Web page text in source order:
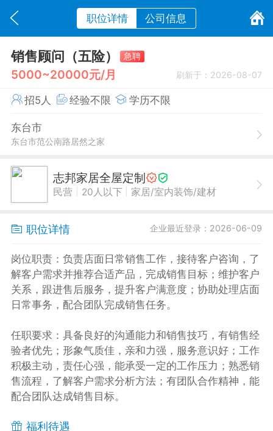
职位详情 公司信息
销售顾问（五险） 急聘
5000~20000元/月 刷新于：2026-08-07
招5人 经验不限 学历不限
东台市
东台市范公南路居然之家
志邦家居全屋定制
民营 20人以下 家居/室内装饰/建材
职位详情 企业最近登录：2026-06-09
岗位职责：负责店面日常销售工作，接待客户咨询，了
解客户需求并推荐合适产品，完成销售目标；维护客户
关系，跟进售后服务，提升客户满意度；协助处理店面
日常事务，配合团队完成销售任务。
任职要求：具备良好的沟通能力和销售技巧，有销售经
验者优先；形象气质佳，亲和力强，服务意识好；工作
积极主动，责任心强，能承受一定的工作压力；熟悉销
售流程，了解客户需求分析方法；有团队合作精神，能
配合团队达成销售目标。
福利待遇